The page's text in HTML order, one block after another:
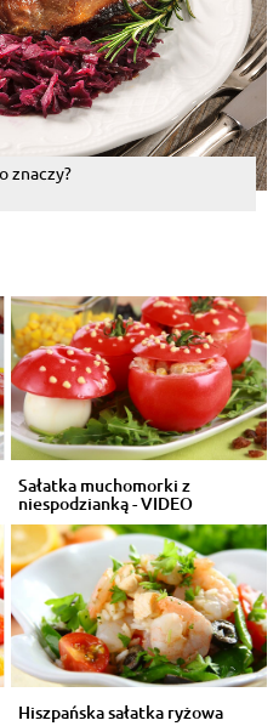
znaczy?
Sałatka muchomorki z
niespodzianką - VIDEO
Hiszpańska sałatka ryżowa